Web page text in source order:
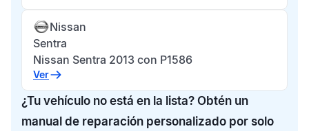
Nissan
Sentra
Nissan Sentra 2013 con P1586
Ver
¿Tu vehículo no está en la lista? Obtén un
manual de reparación personalizado por solo